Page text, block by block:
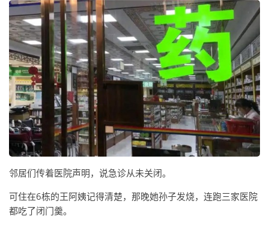
邻居们传着医院声明，说急诊从未关闭。
可住在6栋的王阿姨记得清楚，那晚她孙子发烧，连跑三家医院
都吃了闭门羹。